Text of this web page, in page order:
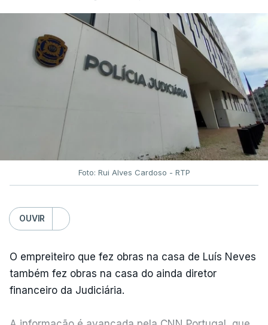
Foto: Rui Alves Cardoso - RTP
OUVIR
O empreiteiro que fez obras na casa de Luís Neves
também fez obras na casa do ainda diretor
financeiro da Judiciária.